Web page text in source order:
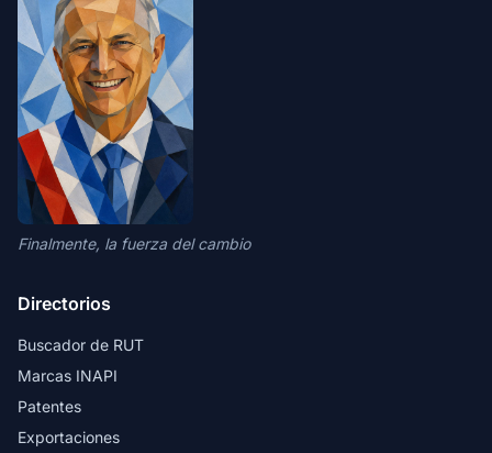
Finalmente, la fuerza del cambio
Directorios
Buscador de RUT
Marcas INAPI
Patentes
Exportaciones